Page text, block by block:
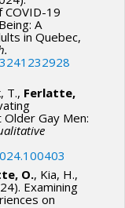
COVID-19
A
in Quebec,
T., Ferlatte,
Gay Men:
O., Kia, H.,
Examining
on